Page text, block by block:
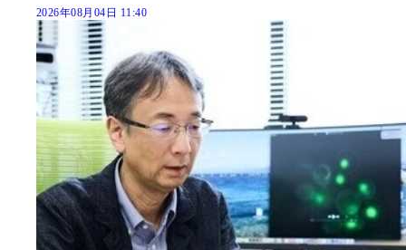
2026年08月04日 11:40